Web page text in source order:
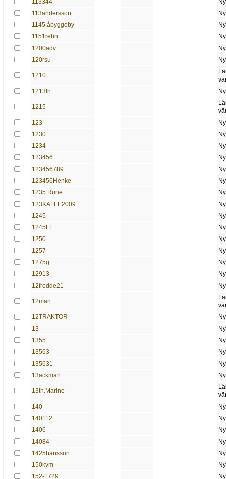
113344
113andersson
1145 åbyggeby
1151rehn
1200adv
120rsu
1210
1213lh
1215
123
1230
1234
123456
123456789
123456Henke
1235 Rune
123KALLE2009
1245
1245LL
1250
1257
1275gt
12913
12fredde21
12man
12TRAKTOR
13
1355
13563
135631
13ackman
13th.Marine
140
140112
1406
14084
1425hansson
150kvm
152-1729